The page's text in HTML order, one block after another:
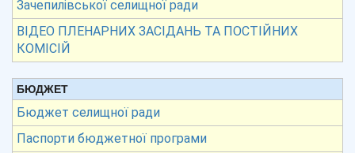
Зачепилівської селищної ради
ВІДЕО ПЛЕНАРНИХ ЗАСІДАНЬ ТА ПОСТІЙНИХ
КОМІСІЙ
БЮДЖЕТ
Бюджет селищної ради
Паспорти бюджетної програми